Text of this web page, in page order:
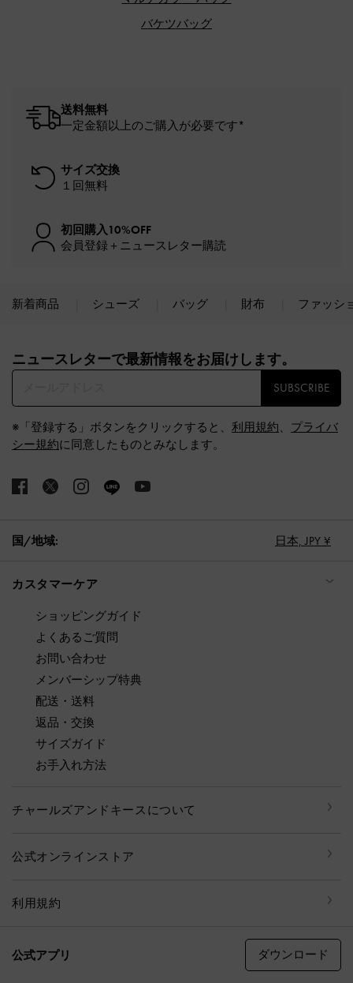
バケツバッグ
送料無料
一定金額以上のご購入が必要です*
サイズ交換
１回無料
初回購入10%OFF
会員登録＋ニュースレター購読
新着商品 シューズ バッグ 財布 ファッシ
ニュースレターで最新情報をお届けします。​
SUBSCRIBE
※「登録する」ボタンをクリックすると、 利用規約、 プライバ
シー規約に同意したものとみなします。
国/地域: 日本, JPY ¥
カスタマーケア
ショッピングガイド
よくあるご質問
お問い合わせ
メンバーシップ特典
配送・送料
返品・交換
サイズガイド
お手入れ方法
チャールズアンドキースについて
公式オンラインストア
利用規約
公式アプリ ダウンロード